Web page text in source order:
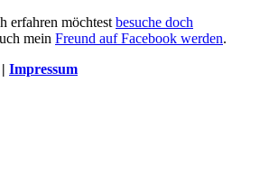
erfahren möchtest besuche doch
mein Freund auf Facebook werden.
| Impressum